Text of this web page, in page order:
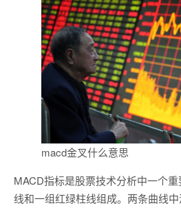
macd金叉什么意思
MACD指标是股票技术分析中一个重
线和一组红绿柱线组成。两条曲线中